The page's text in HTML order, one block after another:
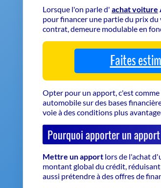
Lorsque l'on parle d' achat voiture
pour financer une partie du prix du
contrat, demeure modulable en
Faites
Opter pour un apport, c'est
automobile sur des bases
voie à des conditions plus
Pourquoi apporter un
Mettre un apport lors de l'achat
montant global du crédit,
aussi prétendre à des offres de